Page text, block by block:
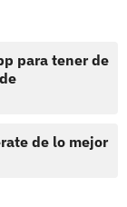
para tener de
de lo mejor